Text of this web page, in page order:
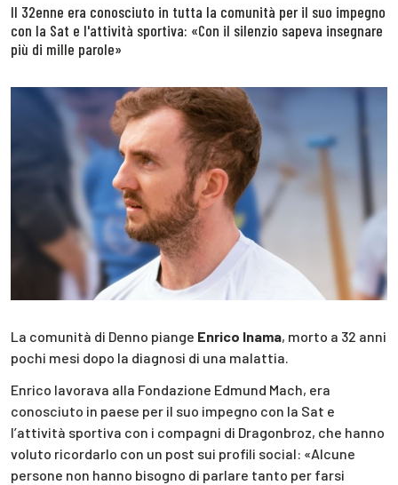
Il 32enne era conosciuto in tutta la comunità per il suo impegno
con la Sat e l'attività sportiva: «Con il silenzio sapeva insegnare
più di mille parole»
La comunità di Denno piange Enrico Inama, morto a 32 anni
pochi mesi dopo la diagnosi di una malattia.
Enrico lavorava alla Fondazione Edmund Mach, era
conosciuto in paese per il suo impegno con la Sat e
l’attività sportiva con i compagni di Dragonbroz, che hanno
voluto ricordarlo con un post sui profili social: «Alcune
persone non hanno bisogno di parlare tanto per farsi